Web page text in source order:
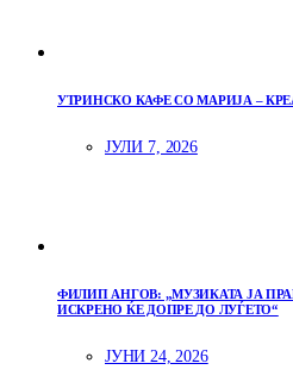
УТРИНСКО КАФЕ СО МАРИЈА –
ЈУЛИ 7, 2026
ФИЛИП АНГОВ: „МУЗИКАТА ЈА
ИСКРЕНО ЌЕ ДОПРЕ ДО ЛУЃЕТО“
ЈУНИ 24, 2026